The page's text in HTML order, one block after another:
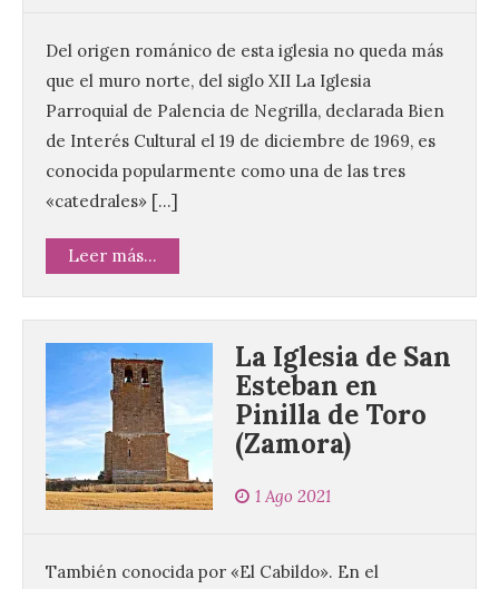
Del origen románico de esta iglesia no queda más
que el muro norte, del siglo XII La Iglesia
Parroquial de Palencia de Negrilla, declarada Bien
de Interés Cultural el 19 de diciembre de 1969, es
conocida popularmente como una de las tres
«catedrales» […]
Leer más...
La Iglesia de San
Esteban en
Pinilla de Toro
(Zamora)
1 Ago 2021
También conocida por «El Cabildo». En el